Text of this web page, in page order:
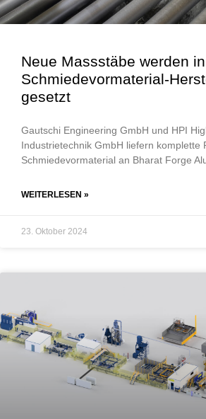
Neue Massstäbe werden
Schmiedevormaterial-
gesetzt
Gautschi Engineering GmbH und HPI
Industrietechnik GmbH liefern komplette
Schmiedevormaterial an Bharat Forge
WEITERLESEN »
23. Oktober 2024